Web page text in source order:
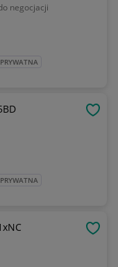
negocjacji